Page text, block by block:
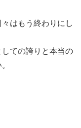
はもう終わりにし
ての誇りと本当の